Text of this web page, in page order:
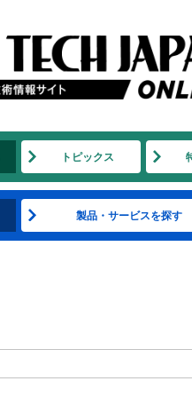
トピックス
製品・サービスを探す